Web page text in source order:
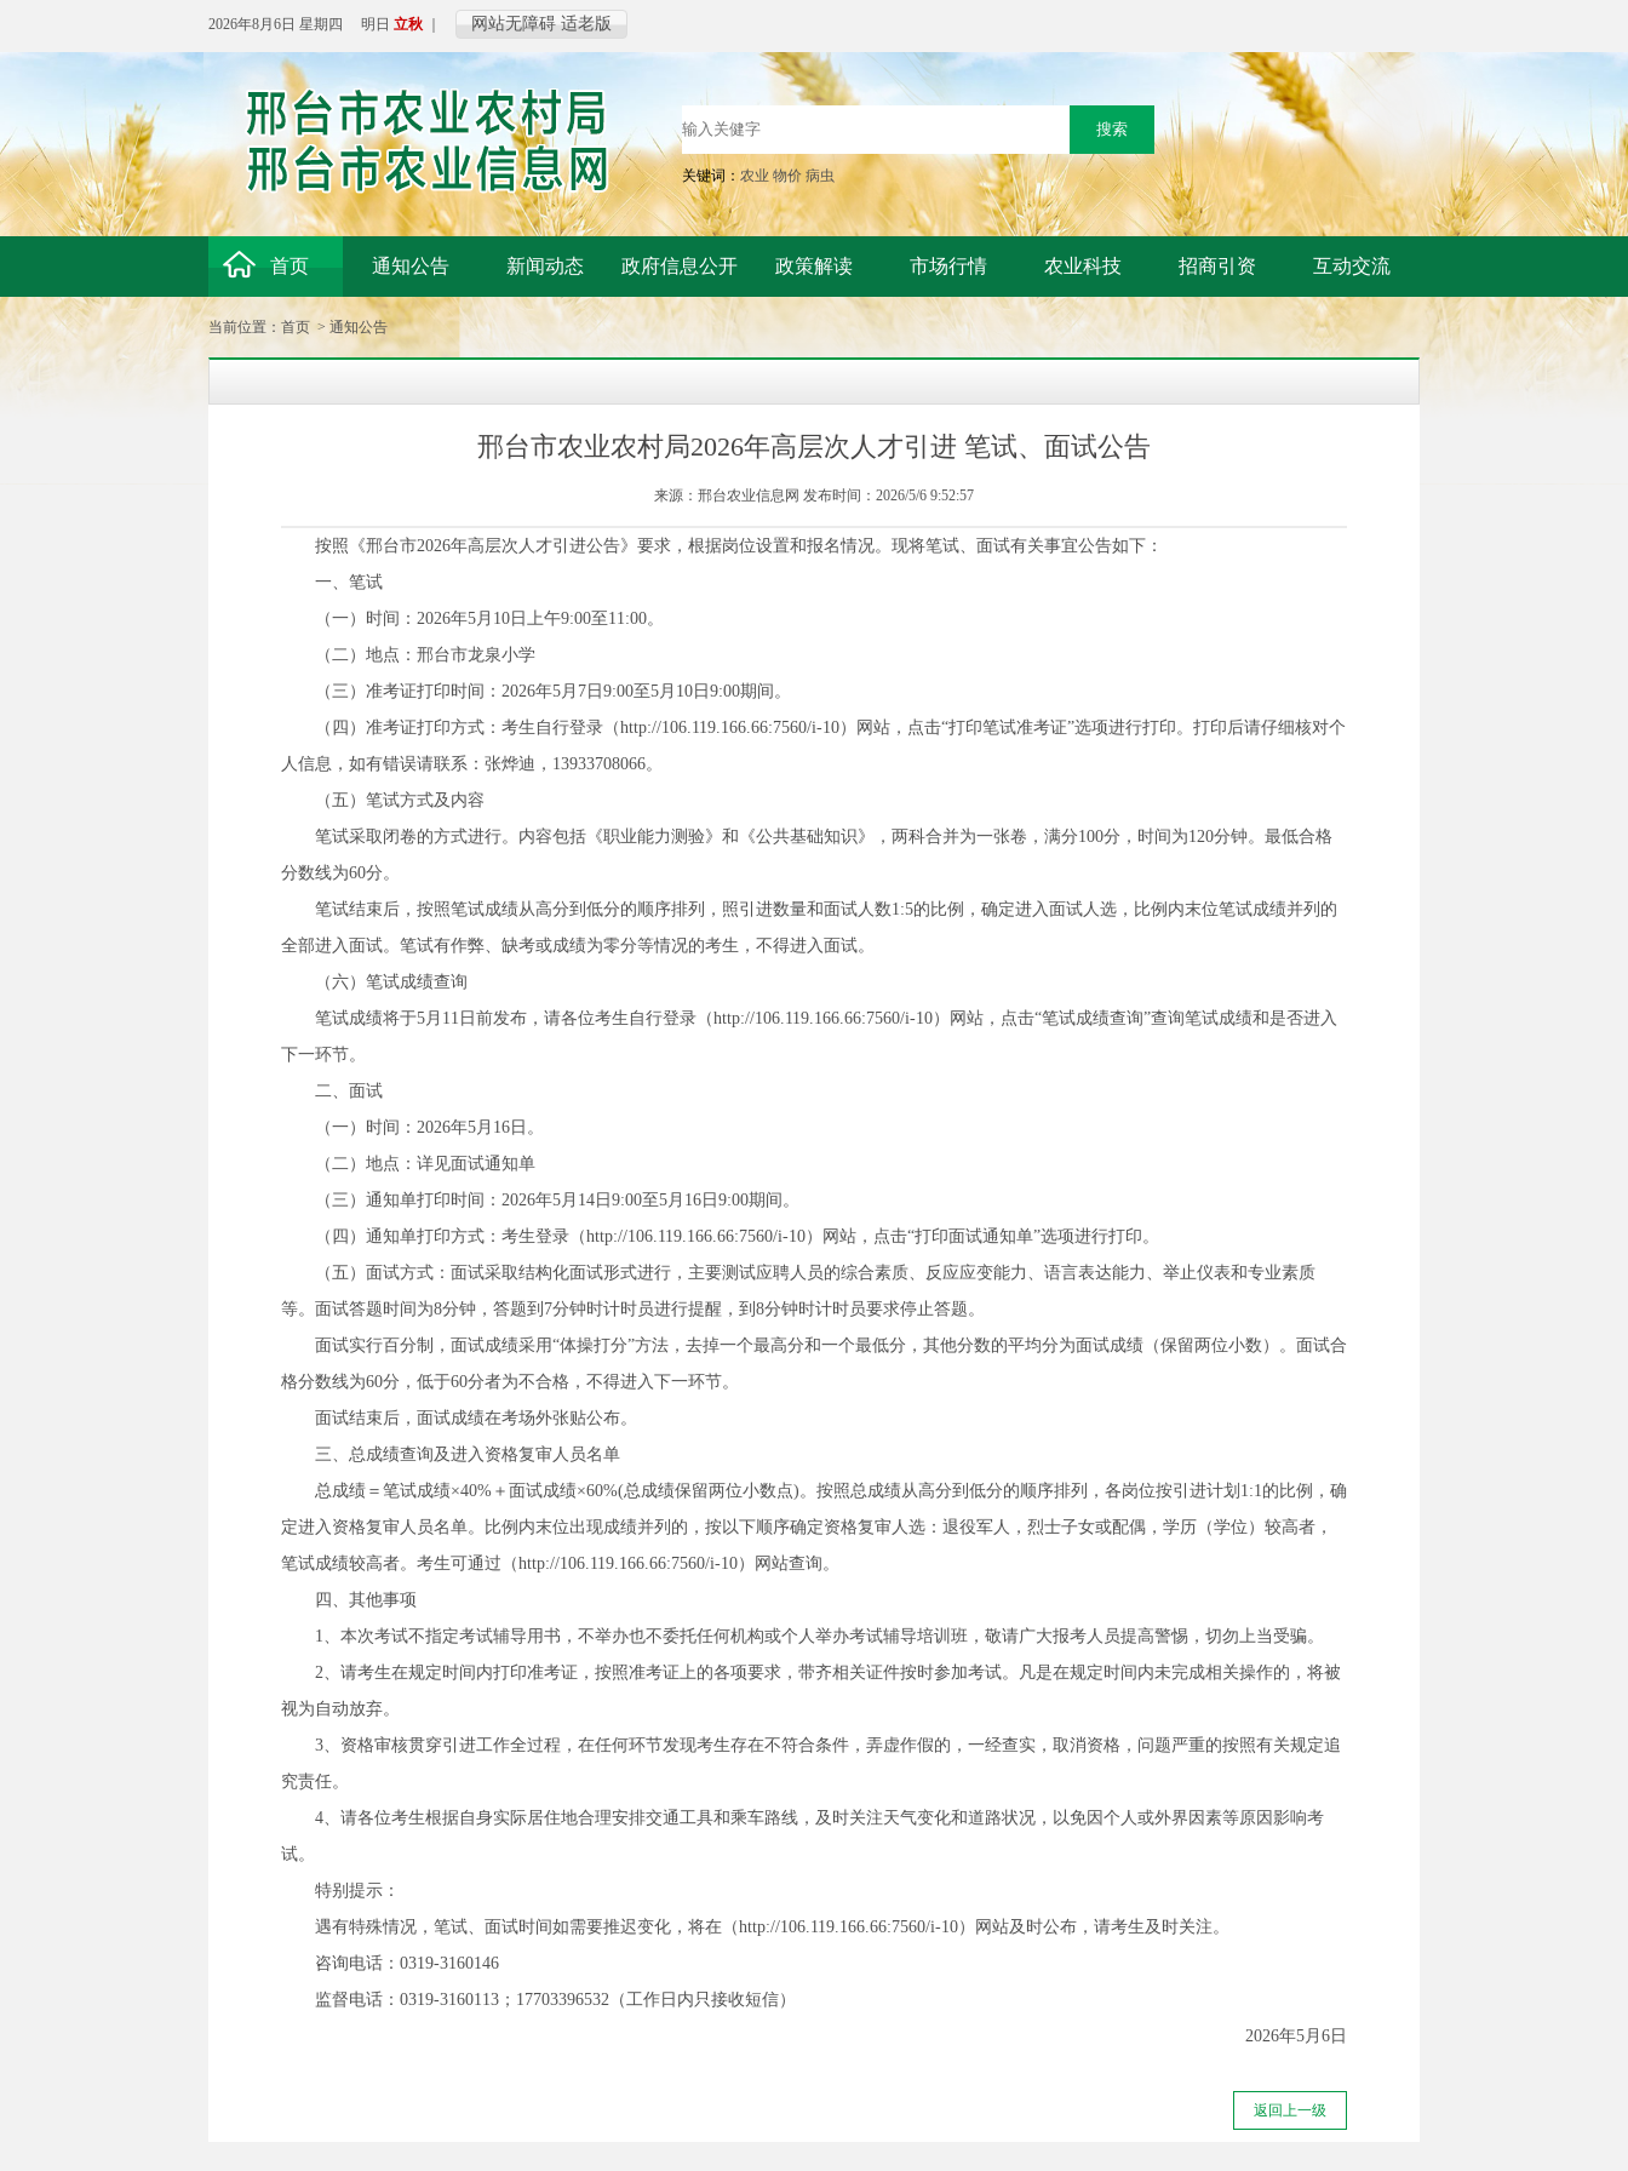
2026年8月6日 星期四 明日 立秋 网站无障碍 适老版
关键词： 农业 物价 病虫
首页 通知公告 新闻动态 政府信息公开 政策解读 市场行情 农业科技 招商引资 互动交流
当前位置： 首页 > 通知公告
邢台市农业农村局2026年高层次人才引进 笔试、面试公告
来源：邢台农业信息网 发布时间：2026/5/6 9:52:57
按照《邢台市2026年高层次人才引进公告》要求，根据岗位设置和报名情况。现将笔试、面试有关事宜公告如下：
一、笔试
（一）时间：2026年5月10日上午9:00至11:00。
（二）地点：邢台市龙泉小学
（三）准考证打印时间：2026年5月7日9:00至5月10日9:00期间。
（四）准考证打印方式：考生自行登录（http://106.119.166.66:7560/i-10）网站，点击“打印笔试准考证”选项进行打印。打印后请仔细核对个
人信息，如有错误请联系：张烨迪，13933708066。
（五）笔试方式及内容
笔试采取闭卷的方式进行。内容包括《职业能力测验》和《公共基础知识》，两科合并为一张卷，满分100分，时间为120分钟。最低合格
分数线为60分。
笔试结束后，按照笔试成绩从高分到低分的顺序排列，照引进数量和面试人数1:5的比例，确定进入面试人选，比例内末位笔试成绩并列的
全部进入面试。笔试有作弊、缺考或成绩为零分等情况的考生，不得进入面试。
（六）笔试成绩查询
笔试成绩将于5月11日前发布，请各位考生自行登录（http://106.119.166.66:7560/i-10）网站，点击“笔试成绩查询”查询笔试成绩和是否进入
下一环节。
二、面试
（一）时间：2026年5月16日。
（二）地点：详见面试通知单
（三）通知单打印时间：2026年5月14日9:00至5月16日9:00期间。
（四）通知单打印方式：考生登录（http://106.119.166.66:7560/i-10）网站，点击“打印面试通知单”选项进行打印。
（五）面试方式：面试采取结构化面试形式进行，主要测试应聘人员的综合素质、反应应变能力、语言表达能力、举止仪表和专业素质
等。面试答题时间为8分钟，答题到7分钟时计时员进行提醒，到8分钟时计时员要求停止答题。
面试实行百分制，面试成绩采用“体操打分”方法，去掉一个最高分和一个最低分，其他分数的平均分为面试成绩（保留两位小数）。面试合
格分数线为60分，低于60分者为不合格，不得进入下一环节。
面试结束后，面试成绩在考场外张贴公布。
三、总成绩查询及进入资格复审人员名单
总成绩＝笔试成绩×40%＋面试成绩×60%(总成绩保留两位小数点)。按照总成绩从高分到低分的顺序排列，各岗位按引进计划1:1的比例，确
定进入资格复审人员名单。比例内末位出现成绩并列的，按以下顺序确定资格复审人选：退役军人，烈士子女或配偶，学历（学位）较高者，
笔试成绩较高者。考生可通过（http://106.119.166.66:7560/i-10）网站查询。
四、其他事项
1、本次考试不指定考试辅导用书，不举办也不委托任何机构或个人举办考试辅导培训班，敬请广大报考人员提高警惕，切勿上当受骗。
2、请考生在规定时间内打印准考证，按照准考证上的各项要求，带齐相关证件按时参加考试。凡是在规定时间内未完成相关操作的，将被
视为自动放弃。
3、资格审核贯穿引进工作全过程，在任何环节发现考生存在不符合条件，弄虚作假的，一经查实，取消资格，问题严重的按照有关规定追
究责任。
4、请各位考生根据自身实际居住地合理安排交通工具和乘车路线，及时关注天气变化和道路状况，以免因个人或外界因素等原因影响考
试。
特别提示：
遇有特殊情况，笔试、面试时间如需要推迟变化，将在（http://106.119.166.66:7560/i-10）网站及时公布，请考生及时关注。
咨询电话：0319-3160146
监督电话：0319-3160113；17703396532（工作日内只接收短信）
2026年5月6日
返回上一级